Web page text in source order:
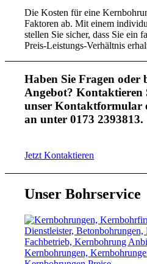
Die Kosten für eine
Faktoren ab. Mit einem
stellen Sie sicher, dass Sie ein
Preis-Leistungs-Verhältnis
Haben Sie Fragen oder
Angebot? Kontaktieren
unser Kontaktformular
an unter 0173 2393813.
Jetzt Kontaktieren
Unser Bohrservice